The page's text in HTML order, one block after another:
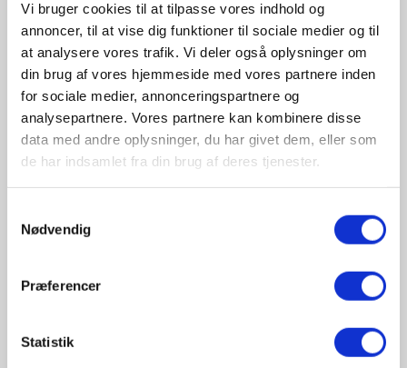
Vi bruger cookies til at tilpasse vores indhold og
annoncer, til at vise dig funktioner til sociale medier og til
at analysere vores trafik. Vi deler også oplysninger om
din brug af vores hjemmeside med vores partnere inden
for sociale medier, annonceringspartnere og
analysepartnere. Vores partnere kan kombinere disse
data med andre oplysninger, du har givet dem, eller som
de har indsamlet fra din brug af deres tjenester.
Nødvendig
Præferencer
Statistik
Antal registrerede varebiler i maj:2.313
Antal registrerede el-varebiler i maj: 228/ 9,9
procent af nyregistrerede varebiler i samme
periode. Dette er en stigning på 3,5 procentpoint
i forhold til april måneds6,4 procent, og en
Bestanddel af el-